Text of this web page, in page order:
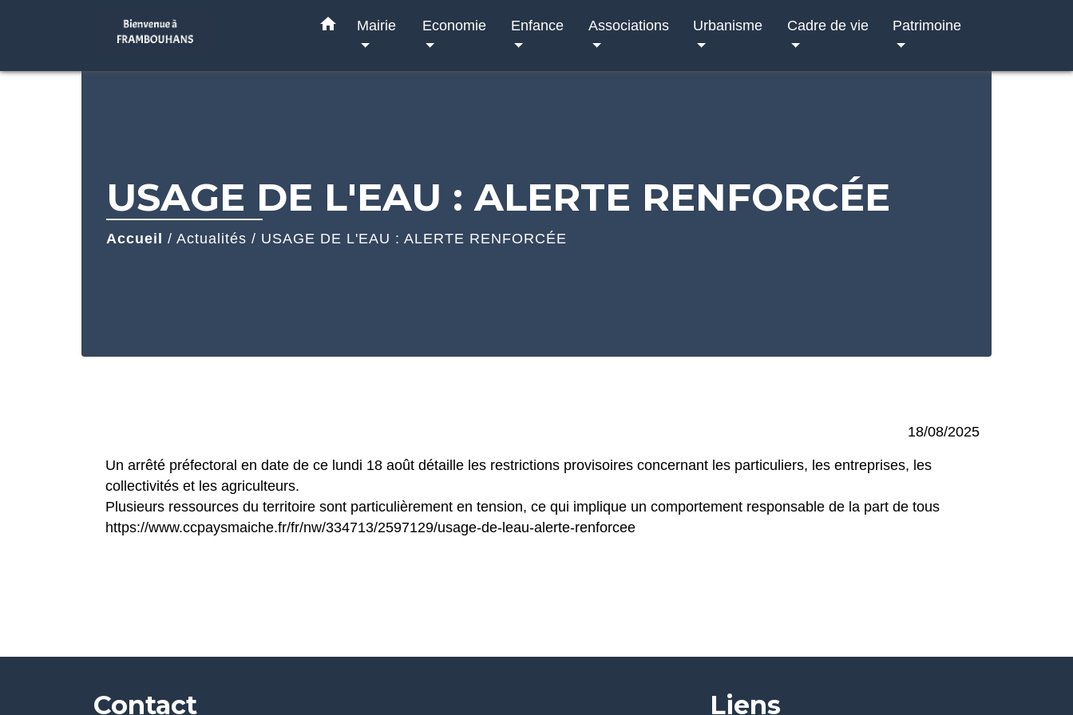
home Mairie Economie Enfance Associations Urbanisme Cadre de vie Patrimoine
USAGE DE L'EAU : ALERTE RENFORCÉE
Accueil / Actualités / USAGE DE L'EAU : ALERTE RENFORCÉE
18/08/2025
Un arrêté préfectoral en date de ce lundi 18 août détaille les restrictions provisoires concernant les particuliers, les entreprises, les
collectivités et les agriculteurs.
Plusieurs ressources du territoire sont particulièrement en tension, ce qui implique un comportement responsable de la part de tous
https://www.ccpaysmaiche.fr/fr/nw/334713/2597129/usage-de-leau-alerte-renforcee
Contact Liens